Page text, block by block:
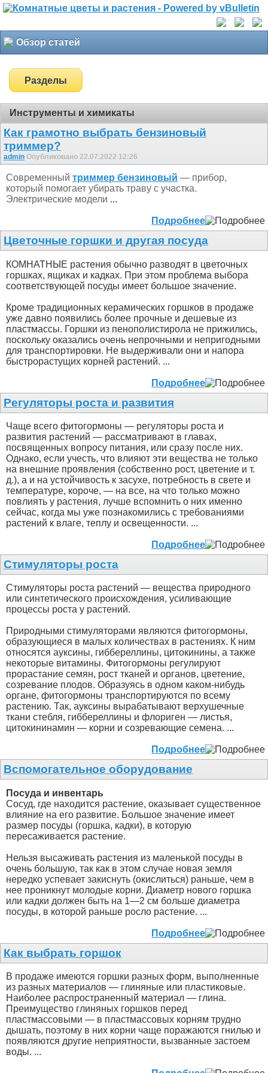
Обзор статей
Разделы
Инструменты и химикаты
Как грамотно выбрать бензиновый
триммер?
admin Опубликовано 22.07.2022 12:26
Современный триммер бензиновый — прибор,
который помогает убирать траву с участка.
Электрические модели ...
Подробнее
Цветочные горшки и другая посуда
КОМНАТНЫЕ растения обычно разводят в цветочных
горшках, ящиках и кадках. При этом проблема выбора
соответствующей посуды имеет большое значение.
Кроме традиционных керамических горшков в продаже
уже давно появились более прочные и дешевые из
пластмассы. Горшки из пенополистирола не прижились,
поскольку оказались очень непрочными и непригодными
для транспортировки. Не выдерживали они и напора
быстрорастущих корней растений. ...
Подробнее
Регуляторы роста и развития
Чаще всего фитогормоны — регуляторы роста и
развития растений — рассматривают в главах,
посвященных вопросу питания, или сразу после них.
Однако, если учесть, что влияют эти вещества не только
на внешние проявления (собственно рост, цветение и т.
д.), а и на устойчивость к засухе, потребность в свете и
температуре, короче, — на все, на что только можно
повлиять у растения, лучше вспомнить о них именно
сейчас, когда мы уже познакомились с требованиями
растений к влаге, теплу и освещенности. ...
Подробнее
Стимуляторы роста
Стимуляторы роста растений — вещества природного
или синтетического происхождения, усиливающие
процессы роста у растений.
Природными стимуляторами являются фитогормоны,
образующиеся в малых количествах в растениях. К ним
относятся ауксины, гиббереллины, цитокинины, а также
некоторые витамины. Фитогормоны регулируют
прорастание семян, рост тканей и органов, цветение,
созревание плодов. Образуясь в одном каком-нибудь
органе, фитогормоны транспортируются по всему
растению. Так, ауксины вырабатывают верхушечные
ткани стебля, гиббереллины и флориген — листья,
цитокининамин — корни и созревающие семена. ...
Подробнее
Вспомогательное оборудование
Посуда и инвентарь
Сосуд, где находится растение, оказывает существенное
влияние на его развитие. Большое значение имеет
размер посуды (горшка, кадки), в которую
пересаживается растение.
Нельзя высаживать растения из маленькой посуды в
очень большую, так как в этом случае новая земля
нередко успевает закиснуть (окислиться) раньше, чем в
нее проникнут молодые корни. Диаметр нового горшка
или кадки должен быть на 1—2 см больше диаметра
посуды, в которой раньше росло растение. ...
Подробнее
Как выбрать горшок
В продаже имеются горшки разных форм, выполненные
из разных материалов — глиняные или пластиковые.
Наиболее распространенный материал — глина.
Преимущество глиняных горшков перед
пластмассовыми — в пластмассовых корням трудно
дышать, поэтому в них корни чаще поражаются гнилью и
появляются другие неприятности, вызванные застоем
воды. ...